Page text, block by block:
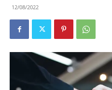
12/08/2022